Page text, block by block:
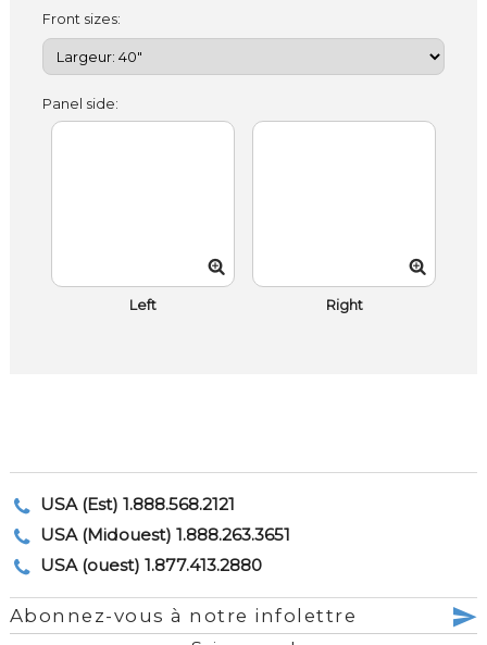
Front sizes:
Panel side:
Left Right
USA (Est) 1.888.568.2121
USA (Midouest) 1.888.263.3651
USA (ouest) 1.877.413.2880
Abonnez-vous à notre infolettre